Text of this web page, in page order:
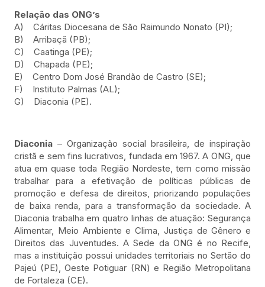
Relação das ONG’s
A) Cáritas Diocesana de São Raimundo Nonato (PI);
B) Arribaçã (PB);
C) Caatinga (PE);
D) Chapada (PE);
E) Centro Dom José Brandão de Castro (SE);
F) Instituto Palmas (AL);
G) Diaconia (PE).
Diaconia – Organização social brasileira, de inspiração
cristã e sem fins lucrativos, fundada em 1967. A ONG, que
atua em quase toda Região Nordeste, tem como missão
trabalhar para a efetivação de políticas públicas de
promoção e defesa de direitos, priorizando populações
de baixa renda, para a transformação da sociedade. A
Diaconia trabalha em quatro linhas de atuação: Segurança
Alimentar, Meio Ambiente e Clima, Justiça de Gênero e
Direitos das Juventudes. A Sede da ONG é no Recife,
mas a instituição possui unidades territoriais no Sertão do
Pajeú (PE), Oeste Potiguar (RN) e Região Metropolitana
de Fortaleza (CE).